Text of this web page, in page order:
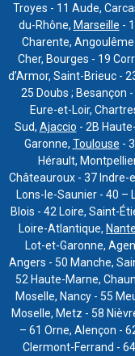
Troyes - 11 Aude,
du-Rhône, Marseille -
Charente,
Cher, Bourges - 19
d’Armor, Saint-Brieuc -
25 Doubs ; Besançon
Eure-et-Loir,
Sud, Ajaccio - 2B
Garonne, Toulouse -
Hérault,
Châteauroux - 37 Indre-
Lons-le-Saunier - 40 –
Blois - 42 Loire, Saint-
Loire-Atlantique,
Lot-et-Garonne,
Angers - 50 Manche,
52 Haute-Marne,
Moselle, Nancy - 55
Moselle, Metz - 58
– 61 Orne, Alençon -
Clermont-Ferrand -